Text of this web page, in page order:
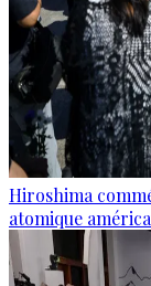
Hiroshima
atomique